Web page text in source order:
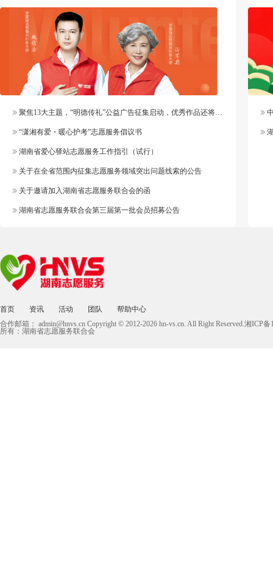
聚焦13大主题，“明德传礼”公益广告征集启动，优秀作品还将纳入官方作品库
“潇湘有爱・暖心护考”志愿服务倡议书
湖南省爱心驿站志愿服务工作指引（试行）
关于在全省范围内征集志愿服务领域突出问题线索的公告
关于邀请加入湖南省志愿服务联合会的函
湖南省志愿服务联合会第三届第一批会员招募公告
首页 资讯 活动 团队
帮助中心
合作邮箱： admin@hnvs.cn Copyright © 2012-2026 hn-vs.cn. All Right Reserved.湘ICP
所有：湖南省志愿服务联合会